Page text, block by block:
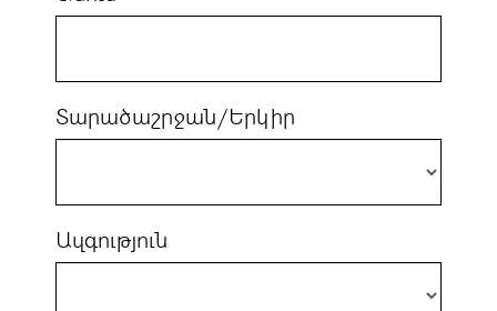
Տարածաշրջան/Երկիր
Ազգություն